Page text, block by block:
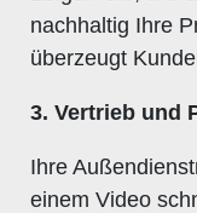
nachhaltig Ihre
überzeugt
3. Vertrieb und
Ihre
einem Video